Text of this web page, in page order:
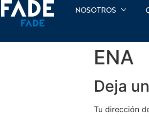
Nosotros
ENA
Deja
Tu dirección